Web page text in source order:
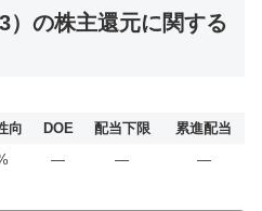
）の株主還元に関する
向 DOE 配当下限
累進配当
― ― ―